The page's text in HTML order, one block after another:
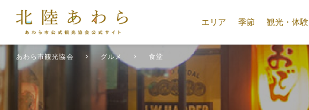
エリア 季節 観光・体験
あわら市観光協会 グルメ 食堂